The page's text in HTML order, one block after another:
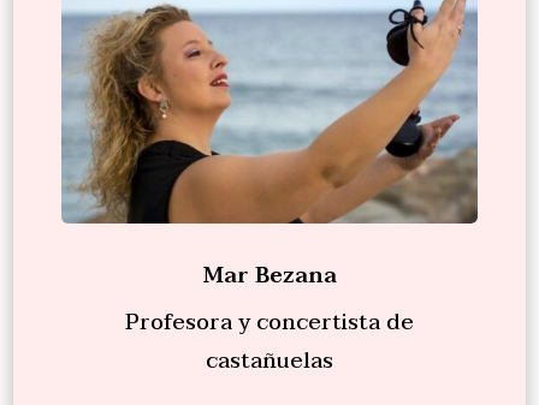
Mar Bezana
Profesora y concertista de
castañuelas